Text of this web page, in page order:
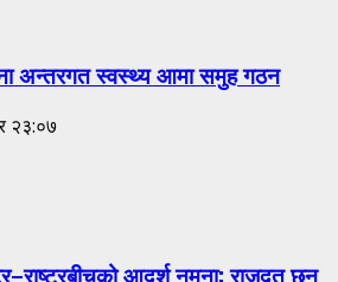
अन्तरगत स्वस्थ्य आमा समुह गठन
२३:०७
आदर्श नमूना: राजदूत छन